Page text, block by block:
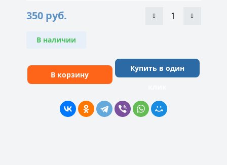
350 руб.
В наличии
В корзину
Купить в один